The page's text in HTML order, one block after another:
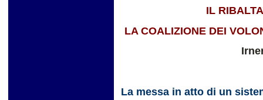
IL
LA COALIZIONE DEI
La messa in atto di un